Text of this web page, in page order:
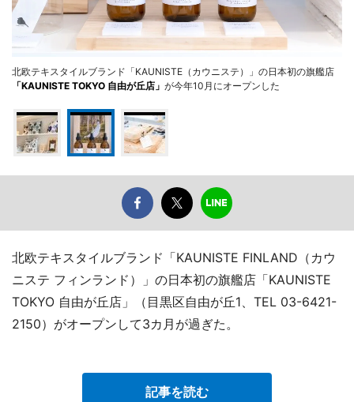
北欧テキスタイルブランド「KAUNISTE（カウニステ）」の日本初の旗艦店
「KAUNISTE TOKYO 自由が丘店」 が今年10月にオープンした
北欧テキスタイルブランド「KAUNISTE FINLAND（カウ
ニステ フィンランド）」の日本初の旗艦店「KAUNISTE
TOKYO 自由が丘店」（目黒区自由が丘1、TEL 03-6421-
2150）がオープンして3カ月が過ぎた。
記事を読む